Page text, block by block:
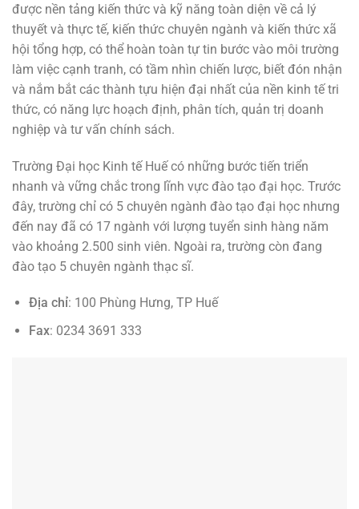
được nền tảng kiến thức và kỹ năng toàn diện về cả lý
thuyết và thực tế, kiến thức chuyên ngành và kiến thức xã
hội tổng hợp, có thể hoàn toàn tự tin bước vào môi trường
làm việc cạnh tranh, có tầm nhìn chiến lược, biết đón nhận
và nắm bắt các thành tựu hiện đại nhất của nền kinh tế tri
thức, có năng lực hoạch định, phân tích, quản trị doanh
nghiệp và tư vấn chính sách.
Trường Đại học Kinh tế Huế có những bước tiến triển
nhanh và vững chắc trong lĩnh vực đào tạo đại học. Trước
đây, trường chỉ có 5 chuyên ngành đào tạo đại học nhưng
đến nay đã có 17 ngành với lượng tuyển sinh hàng năm
vào khoảng 2.500 sinh viên. Ngoài ra, trường còn đang
đào tạo 5 chuyên ngành thạc sĩ.
Địa chỉ: 100 Phùng Hưng, TP Huế
Fax: 0234 3691 333